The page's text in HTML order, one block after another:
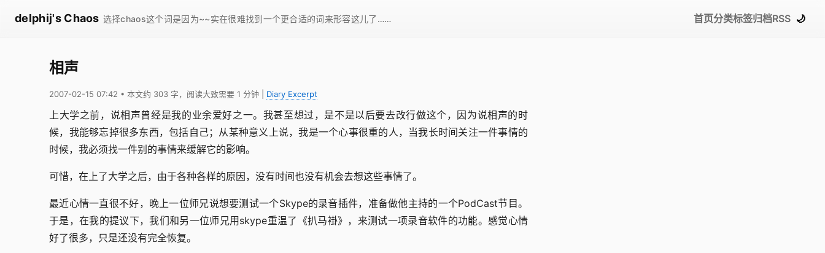
delphij's Chaos 选择chaos这个词是因为~~实在很难找到一个更合适的词来形容这儿了…… 首页分类标签归档RSS 🌙
相声
2007-02-15 07:42 • 本文约 303 字，阅读大致需要 1 分钟 Diary Excerpt
上大学之前，说相声曾经是我的业余爱好之一。我甚至想过，是不是以后要去改行做这个，因为说相声的时
候，我能够忘掉很多东西，包括自己；从某种意义上说，我是一个心事很重的人，当我长时间关注一件事情的
时候，我必须找一件别的事情来缓解它的影响。
可惜，在上了大学之后，由于各种各样的原因，没有时间也没有机会去想这些事情了。
最近心情一直很不好，晚上一位师兄说想要测试一个Skype的录音插件，准备做他主持的一个PodCast节目。
于是，在我的提议下，我们和另一位师兄用skype重温了《扒马褂》，来测试一项录音软件的功能。感觉心情
好了很多，只是还没有完全恢复。